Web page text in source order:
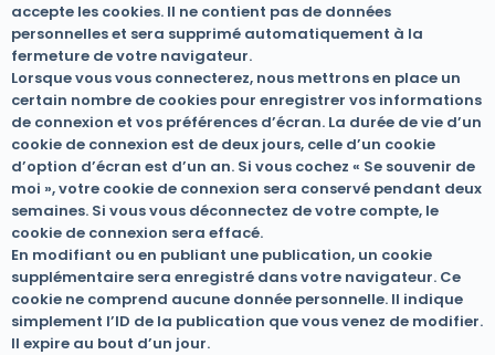
accepte les cookies. Il ne contient pas de données
personnelles et sera supprimé automatiquement à la
fermeture de votre navigateur.
Lorsque vous vous connecterez, nous mettrons en place un
certain nombre de cookies pour enregistrer vos informations
de connexion et vos préférences d’écran. La durée de vie d’un
cookie de connexion est de deux jours, celle d’un cookie
d’option d’écran est d’un an. Si vous cochez « Se souvenir de
moi », votre cookie de connexion sera conservé pendant deux
semaines. Si vous vous déconnectez de votre compte, le
cookie de connexion sera effacé.
En modifiant ou en publiant une publication, un cookie
supplémentaire sera enregistré dans votre navigateur. Ce
cookie ne comprend aucune donnée personnelle. Il indique
simplement l’ID de la publication que vous venez de modifier.
Il expire au bout d’un jour.